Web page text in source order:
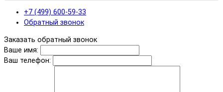
+7 (499) 600-59-33
Обратный звонок
Заказать обратный звонок
Ваше имя:
Ваш телефон: